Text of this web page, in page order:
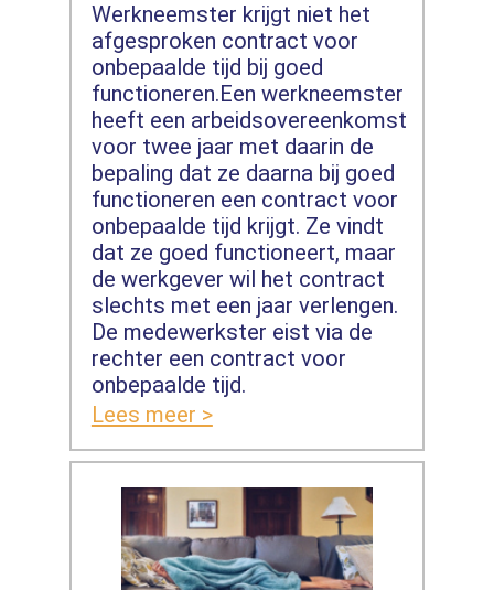
Werkneemster krijgt niet het
afgesproken contract voor
onbepaalde tijd bij goed
functioneren.Een werkneemster
heeft een arbeidsovereenkomst
voor twee jaar met daarin de
bepaling dat ze daarna bij goed
functioneren een contract voor
onbepaalde tijd krijgt. Ze vindt
dat ze goed functioneert, maar
de werkgever wil het contract
slechts met een jaar verlengen.
De medewerkster eist via de
rechter een contract voor
onbepaalde tijd.
Lees meer >